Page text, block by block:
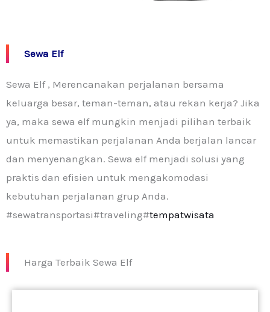
Sewa Elf
Sewa Elf , Merencanakan perjalanan bersama
keluarga besar, teman-teman, atau rekan kerja? Jika
ya, maka sewa elf mungkin menjadi pilihan terbaik
untuk memastikan perjalanan Anda berjalan lancar
dan menyenangkan. Sewa elf menjadi solusi yang
praktis dan efisien untuk mengakomodasi
kebutuhan perjalanan grup Anda.
#sewatransportasi#traveling#tempatwisata
Harga Terbaik Sewa Elf